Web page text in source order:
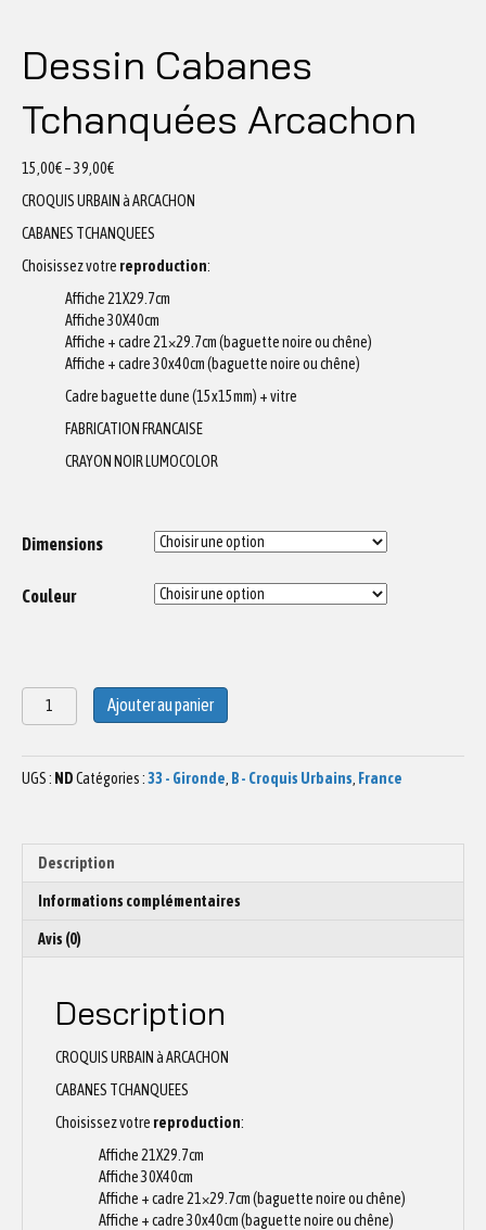
Dessin Cabanes
Tchanquées Arcachon
15,00€–39,00€
CROQUIS URBAIN à ARCACHON
CABANES TCHANQUEES
Choisissez votre reproduction:
Affiche 21X29.7cm
Affiche 30X40cm
Affiche + cadre 21×29.7cm (baguette noire ou chêne)
Affiche + cadre 30x40cm (baguette noire ou chêne)
Cadre baguette dune (15x15mm) + vitre
FABRICATION FRANCAISE
CRAYON NOIR LUMOCOLOR
Dimensions
Couleur
quantité
de
Cabanes
Tchanquées
Ajouter au panier
UGS : NDCatégories :33 - Gironde B - Croquis Urbains France
Description
Informations complémentaires
Avis (0)
Description
CROQUIS URBAIN à ARCACHON
CABANES TCHANQUEES
Choisissez votre reproduction:
Affiche 21X29.7cm
Affiche 30X40cm
Affiche + cadre 21×29.7cm (baguette noire ou chêne)
Affiche + cadre 30x40cm (baguette noire ou chêne)